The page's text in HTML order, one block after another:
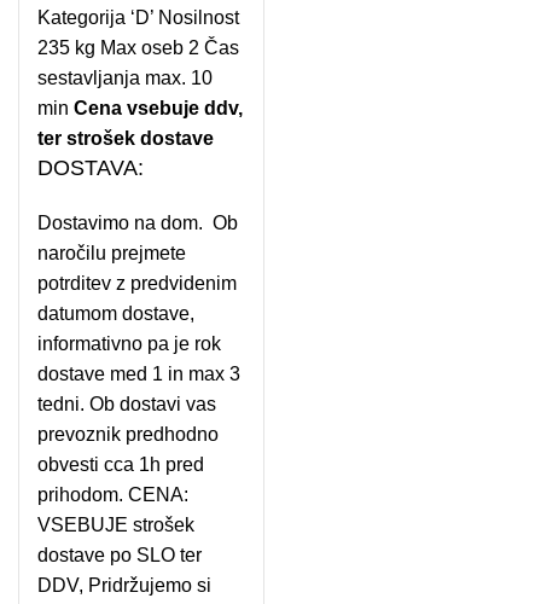
Kategorija ‘D’ Nosilnost
235 kg Max oseb 2 Čas
sestavljanja max. 10
min Cena vsebuje ddv,
ter strošek dostave
DOSTAVA:
Dostavimo na dom. Ob
naročilu prejmete
potrditev z predvidenim
datumom dostave,
informativno pa je rok
dostave med 1 in max 3
tedni. Ob dostavi vas
prevoznik predhodno
obvesti cca 1h pred
prihodom. CENA:
VSEBUJE strošek
dostave po SLO ter
DDV, Pridržujemo si